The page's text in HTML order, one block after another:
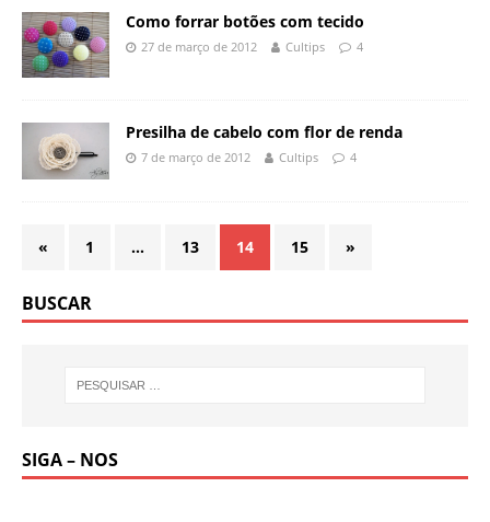
Como forrar botões com tecido
27 de março de 2012 Cultips 4
Presilha de cabelo com flor de renda
7 de março de 2012 Cultips 4
« 1 … 13 14 15 »
BUSCAR
SIGA – NOS